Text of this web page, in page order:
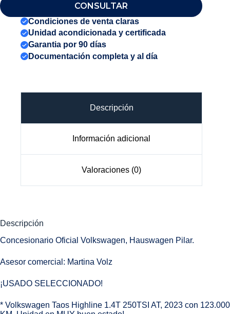
CONSULTAR
Condiciones de venta claras
Unidad acondicionada y certificada
Garantia por 90 días
Documentación completa y al día
Descripción
Información adicional
Valoraciones (0)
Descripción
Concesionario Oficial Volkswagen, Hauswagen Pilar.
Asesor comercial: Martina Volz
¡USADO SELECCIONADO!
* Volkswagen Taos Highline 1.4T 250TSI AT, 2023 con 123.000